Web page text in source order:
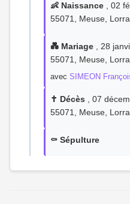
👶 Naissance , 02
55071, Meuse,
💑 Mariage , 28
55071, Meuse,
avec SIMEON
✝️ Décès , 07
55071, Meuse,
⚰️ Sépulture